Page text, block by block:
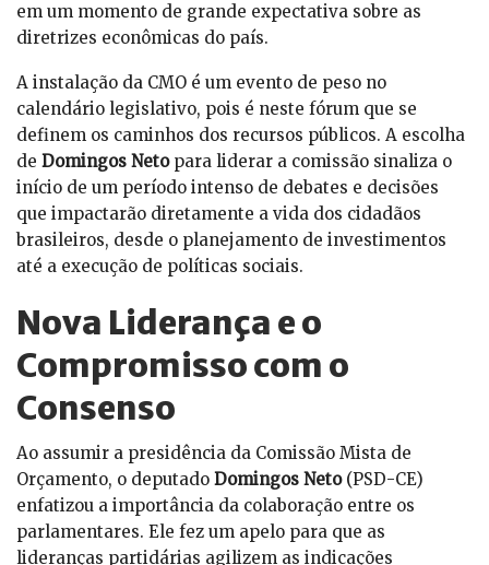
em um momento de grande expectativa sobre as
diretrizes econômicas do país.
A instalação da CMO é um evento de peso no
calendário legislativo, pois é neste fórum que se
definem os caminhos dos recursos públicos. A escolha
de Domingos Netopara liderar a comissão sinaliza o
início de um período intenso de debates e decisões
que impactarão diretamente a vida dos cidadãos
brasileiros, desde o planejamento de investimentos
até a execução de políticas sociais.
Nova Liderança e o
Compromisso com o
Consenso
Ao assumir a presidência da Comissão Mista de
Orçamento, o deputado Domingos Neto(PSD-CE)
enfatizou a importância da colaboração entre os
parlamentares. Ele fez um apelo para que as
lideranças partidárias agilizem as indicações